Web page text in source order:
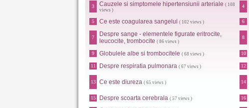
3 Cauzele si simptomele hipertensiunii arteriale ( 108
views )
4
5 Ce este coagularea sangelui ( 102 views ) 6
7
Despre sange - elementele figurate eritrocite,
leucocite, trombocite ( 86 views )
8
9 Globulele albe si trombocitele ( 68 views ) 10
11 Despre respiratia pulmonara ( 67 views ) 12
13 Ce este diureza ( 65 views ) 14
15 Despre scoarta cerebrala ( 57 views ) 16